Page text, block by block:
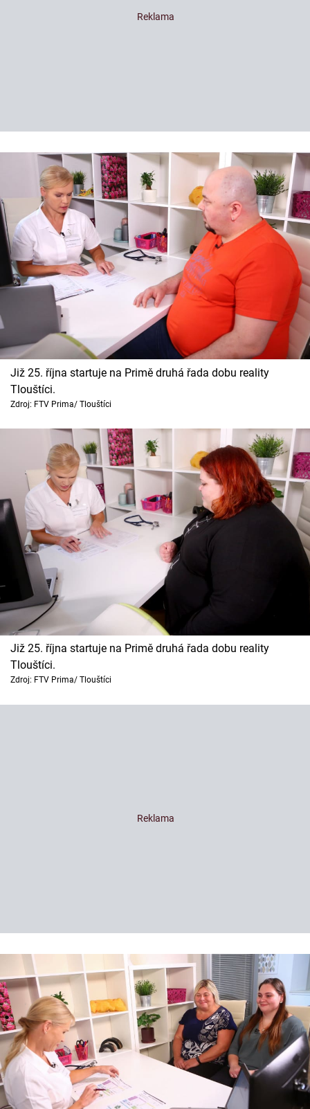
Již 25. října startuje na Primě druhá řada dobu reality
Tlouštíci.
Zdroj: FTV Prima/ Tlouštíci
Již 25. října startuje na Primě druhá řada dobu reality
Tlouštíci.
Zdroj: FTV Prima/ Tlouštíci